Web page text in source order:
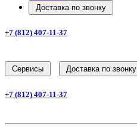
Доставка по звонку
+7 (812) 407-11-37
Cервисы Доставка по звонку
+7 (812) 407-11-37